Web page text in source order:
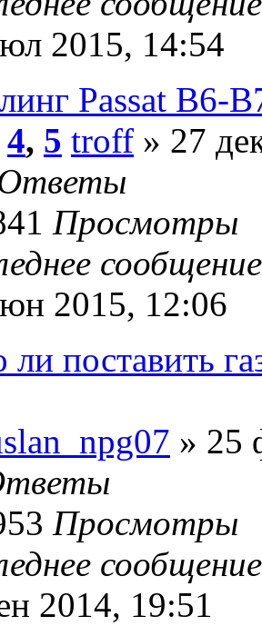
2015, 14:54
Passat B6-
4, 5 troff » 27
Просмотры
2015, 12:06
поставить
» 25
Просмотры
2014, 19:51